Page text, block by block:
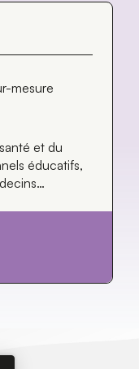
mesure
et du
éducatifs,